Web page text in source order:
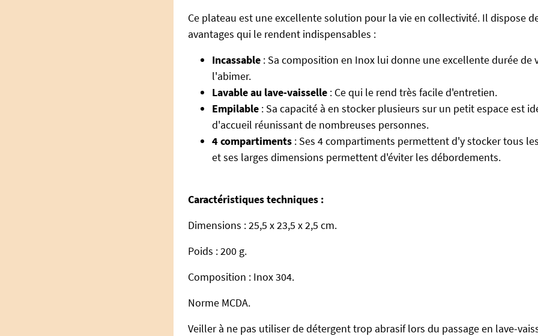
Ce plateau est une excellente solution pour la vie en collectivité. Il dispose
avantages qui le rendent indispensables :
Incassable : Sa composition en Inox lui donne une excellente durée de
l'abimer.
Lavable au lave-vaisselle : Ce qui le rend très facile d'entretien.
Empilable : Sa capacité à en stocker plusieurs sur un petit espace est
d'accueil réunissant de nombreuses personnes.
4 compartiments : Ses 4 compartiments permettent d'y stocker tous
et ses larges dimensions permettent d'éviter les débordements.
Caractéristiques techniques :
Dimensions : 25,5 x 23,5 x 2,5 cm.
Poids : 200 g.
Composition : Inox 304.
Norme MCDA.
Veiller à ne pas utiliser de détergent trop abrasif lors du passage en lave-